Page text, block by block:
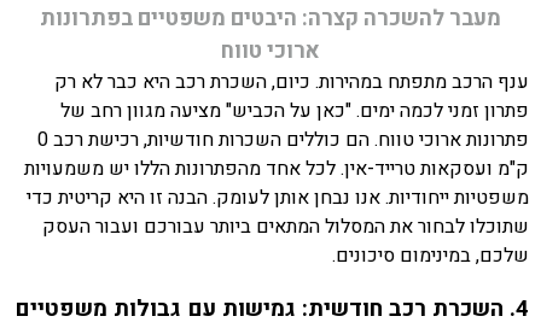
מעבר להשכרה קצרה: היבטים משפטיים בפתרונות
ארוכי טווח
ענף הרכב מתפתח במהירות. כיום, השכרת רכב היא כבר לא רק
פתרון זמני לכמה ימים. "כאן על הכביש" מציעה מגוון רחב של
פתרונות ארוכי טווח. הם כוללים השכרות חודשיות, רכישת רכב 0
ק"מ ועסקאות טרייד-אין. לכל אחד מהפתרונות הללו יש משמעויות
משפטיות ייחודיות. אנו נבחן אותן לעומק. הבנה זו היא קריטית כדי
שתוכלו לבחור את המסלול המתאים ביותר עבורכם ועבור העסק
שלכם, במינימום סיכונים.
4. השכרת רכב חודשית: גמישות עם גבולות משפטיים